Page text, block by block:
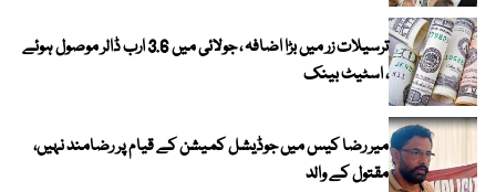
ترسیلات زر میں بڑا اضافہ ، جولائی میں 3.6 ارب ڈالر موصول ہوئے
، اسٹیٹ بینک
میر رضا کیس میں جوڈیشل کمیشن کے قیام پر رضامند نہیں،
مقتول کے والد